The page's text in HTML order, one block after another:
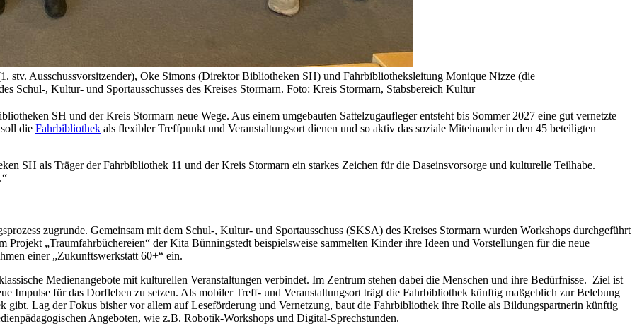
stv. Ausschussvorsitzender), Oke Simons (Direktor Bibliotheken SH) und Fahrbibliotheksleitung Monique Nizze (die
Schul-, Kultur- und Sportausschusses des Kreises Stormarn. Foto: Kreis Stormarn, Stabsbereich Kultur
SH und der Kreis Stormarn neue Wege. Aus einem umgebauten Sattelzugaufleger entsteht bis Sommer 2027 eine gut vernetzte
die Fahrbibliothek als flexibler Treffpunkt und Veranstaltungsort dienen und so aktiv das soziale Miteinander in den 45 beteiligten
SH als Träger der Fahrbibliothek 11 und der Kreis Stormarn ein starkes Zeichen für die Daseinsvorsorge und kulturelle Teilhabe.
zugrunde. Gemeinsam mit dem Schul-, Kultur- und Sportausschuss (SKSA) des Kreises Stormarn wurden Workshops durchgeführt
„Traumfahrbüchereien“ der Kita Bünningstedt beispielsweise sammelten Kinder ihre Ideen und Vorstellungen für die neue
einer „Zukunftswerkstatt 60+“ ein.
Medienangebote mit kulturellen Veranstaltungen verbindet. Im Zentrum stehen dabei die Menschen und ihre Bedürfnisse. Ziel ist
Impulse für das Dorfleben zu setzen. Als mobiler Treff- und Veranstaltungsort trägt die Fahrbibliothek künftig maßgeblich zur Belebung
gibt. Lag der Fokus bisher vor allem auf Leseförderung und Vernetzung, baut die Fahrbibliothek ihre Rolle als Bildungspartnerin künftig
Angeboten, wie z.B. Robotik-Workshops und Digital-Sprechstunden.